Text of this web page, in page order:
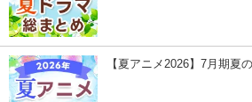
【夏アニメ2026】7月期夏